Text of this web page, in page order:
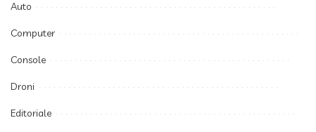
Auto
Computer
Console
Droni
Editoriale